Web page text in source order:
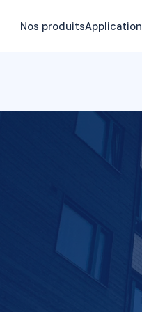
Nos produitsApplication